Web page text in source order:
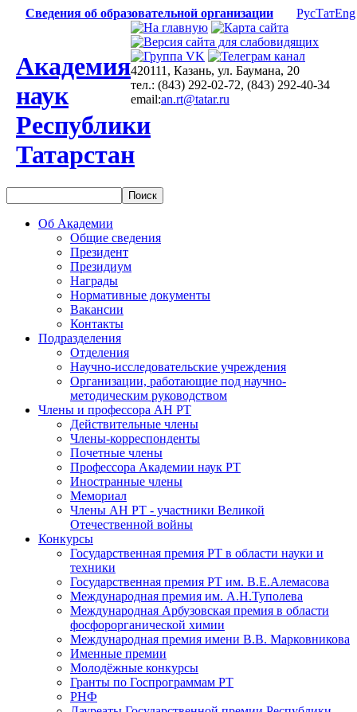
Сведения об образовательной организации РусТатEng
Академия
наук
Республики
Татарстан
420111, Казань, ул. Баумана, 20
тел.: (843) 292-02-72, (843) 292-40-34
email:an.rt@tatar.ru
Об Академии
Общие сведения
Президент
Президиум
Награды
Нормативные документы
Вакансии
Контакты
Подразделения
Отделения
Научно-исследовательские учреждения
Организации, работающие под научно-
методическим руководством
Члены и профессора АН РТ
Действительные члены
Члены-корреспонденты
Почетные члены
Профессора Академии наук РТ
Иностранные члены
Мемориал
Члены АН РТ - участники Великой
Отечественной войны
Конкурсы
Государственная премия РТ в области науки и
техники
Государственная премия РТ им. В.Е.Алемасова
Международная премия им. А.Н.Туполева
Международная Арбузовская премия в области
фосфорорганической химии
Международная премия имени В.В. Марковникова
Именные премии
Молодёжные конкурсы
Гранты по Госпрограммам РТ
РНФ